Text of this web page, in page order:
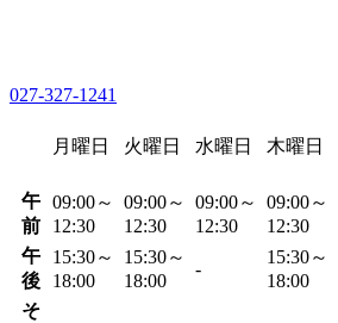
027-327-1241
月曜日 火曜日 水曜日 木曜日
午
前
09:00～
12:30
09:00～
12:30
09:00～
12:30
09:00～
12:30
午
後
15:30～
18:00
15:30～
18:00
-
15:30～
18:00
そ